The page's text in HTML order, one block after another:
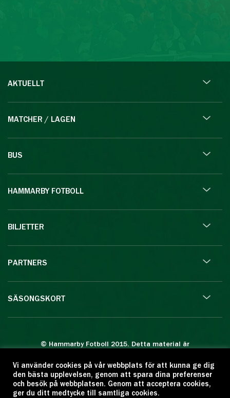
AKTUELLT
MATCHER / LAGEN
BUS
HAMMARBY FOTBOLL
BILJETTER
PARTNERS
SÄSONGSKORT
© Hammarby Fotboll 2015. Detta material är
Eftertryck eller annan kopiering är förbjuden.
Citera oss gärna men ange källan:
www.hammarbyfotboll.se. Ansvarig utgivare:
Vi använder cookies på vår webbplats för att kunna ge dig
den bästa upplevelsen, genom att spara dina preferenser
och besök på webbplatsen. Genom att acceptera cookies,
ger du ditt medtycke till samtliga cookies.